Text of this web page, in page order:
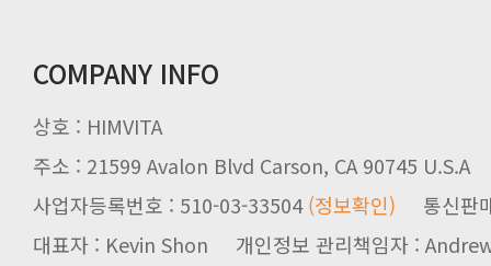
COMPANY INFO
상호 : HIMVITA
주소 : 21599 Avalon Blvd Carson, CA 90745 U.S.A
사업자등록번호 : 510-03-33504(정보확인) 통신판
대표자 : Kevin Shon 개인정보 관리책임자 :